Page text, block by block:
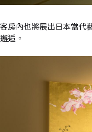
客房內也將展出日本當代
邂逅。